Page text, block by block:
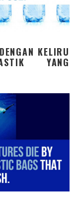
KELIRU
YANG